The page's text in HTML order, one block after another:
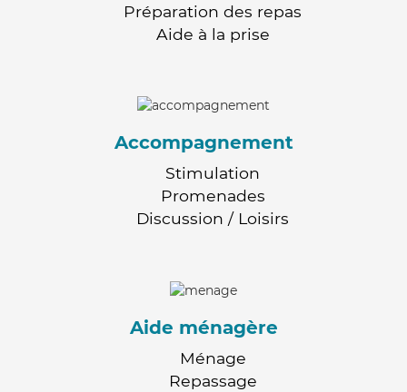
Préparation des repas
Aide à la prise
Accompagnement
Stimulation
Promenades
Discussion / Loisirs
Aide ménagère
Ménage
Repassage